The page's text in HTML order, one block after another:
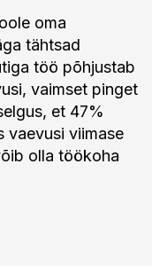
oma
tähtsad
töö põhjustab
vaimset pinget
et 47%
vaevusi viimase
olla töökoha